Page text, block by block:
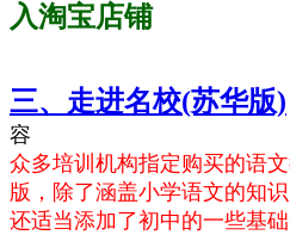
入淘宝店铺
三、走进名校(苏华版)
容
众多培训机构指定购买的语
版，除了涵盖小学语文的知
还适当添加了初中的一些基